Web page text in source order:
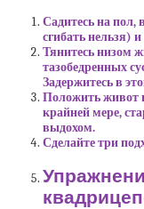
Садитесь на пол,
сгибать нельзя)
Тянитесь низом
тазобедренных
Задержитесь в
Положить живот
крайней мере,
выдохом.
Сделайте три